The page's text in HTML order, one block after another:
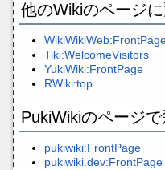
他のWikiのページに
Tiki:WelcomeVisitors
YukiWiki:FrontPage
RWiki:top
PukiWikiのページで
pukiwiki:FrontPage
pukiwiki.dev:FrontPage